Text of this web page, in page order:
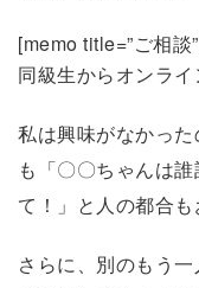
[memo title=”ご相談
同級生からオンラ
私は興味がなかっ
も「〇〇ちゃんは
て！」と人の都合も
さらに、別のもう